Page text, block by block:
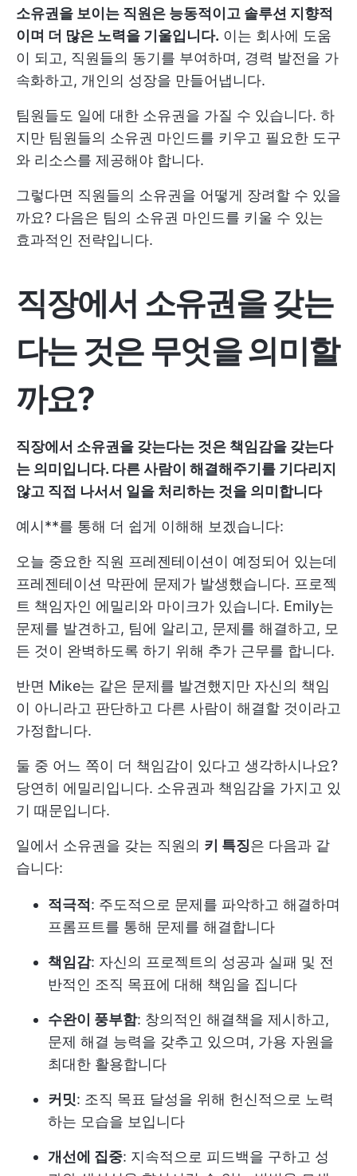
소유권을 보이는 직원은 능동적이고 솔루션 지향적
이며 더 많은 노력을 기울입니다. 이는 회사에 도움
이 되고, 직원들의 동기를 부여하며, 경력 발전을 가
속화하고, 개인의 성장을 만들어냅니다.
팀원들도 일에 대한 소유권을 가질 수 있습니다. 하
지만 팀원들의 소유권 마인드를 키우고 필요한 도구
와 리소스를 제공해야 합니다.
그렇다면 직원들의 소유권을 어떻게 장려할 수 있을
까요? 다음은 팀의 소유권 마인드를 키울 수 있는
효과적인 전략입니다.
직장에서 소유권을 갖는
다는 것은 무엇을 의미할
까요?
직장에서 소유권을 갖는다는 것은 책임감을 갖는다
는 의미입니다. 다른 사람이 해결해주기를 기다리지
않고 직접 나서서 일을 처리하는 것을 의미합니다
예시**를 통해 더 쉽게 이해해 보겠습니다:
오늘 중요한 직원 프레젠테이션이 예정되어 있는데
프레젠테이션 막판에 문제가 발생했습니다. 프로젝
트 책임자인 에밀리와 마이크가 있습니다. Emily는
문제를 발견하고, 팀에 알리고, 문제를 해결하고, 모
든 것이 완벽하도록 하기 위해 추가 근무를 합니다.
반면 Mike는 같은 문제를 발견했지만 자신의 책임
이 아니라고 판단하고 다른 사람이 해결할 것이라고
가정합니다.
둘 중 어느 쪽이 더 책임감이 있다고 생각하시나요?
당연히 에밀리입니다. 소유권과 책임감을 가지고 있
기 때문입니다.
일에서 소유권을 갖는 직원의 키 특징은 다음과 같
습니다:
적극적 : 주도적으로 문제를 파악하고 해결하며
프롬프트를 통해 문제를 해결합니다
책임감: 자신의 프로젝트의 성공과 실패 및 전
반적인 조직 목표에 대해 책임을 집니다
수완이 풍부함: 창의적인 해결책을 제시하고,
문제 해결 능력을 갖추고 있으며, 가용 자원을
최대한 활용합니다
커밋: 조직 목표 달성을 위해 헌신적으로 노력
하는 모습을 보입니다
개선에 집중: 지속적으로 피드백을 구하고 성